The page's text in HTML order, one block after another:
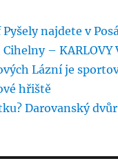
najdete v
– KARLOVY
Lázní je
hřiště
Darovanský dvůr